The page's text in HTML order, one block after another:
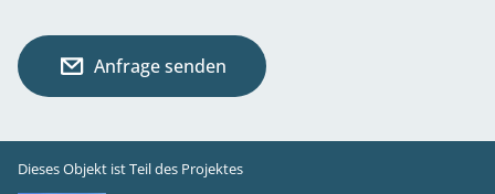
Anfrage senden
Dieses Objekt ist Teil des Projektes